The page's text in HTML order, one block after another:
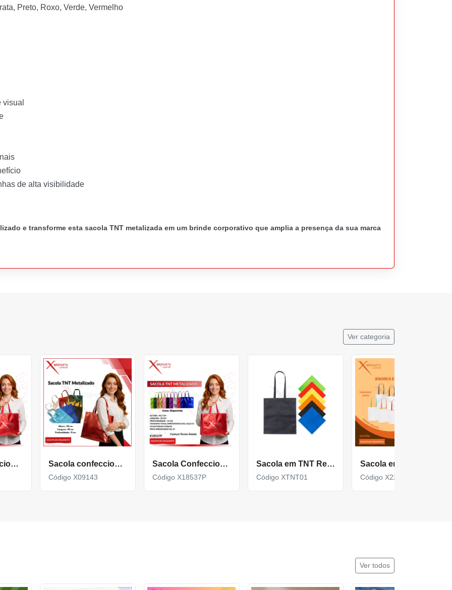
Preto, Roxo, Verde, Vermelho
de alta visibilidade
e transforme esta sacola TNT metalizada em um brinde corporativo que amplia a presença da sua marca
Ver categoria
Sacola confeccionada em TNT com revestimento externo metalizado X15453N Sacola confeccionada em TNT Metalizada 50x45 X09143
Código X09143
Sacola Confeccionada em TNT metalizada com botão X18537P
Código X18537P
Sacola em TNT Resistente de Tamanho 37 X 41 CM XTNT01
Código XTNT01 Código X22906
Ver todos